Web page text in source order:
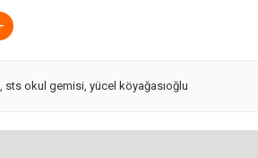
sts okul gemisi yücel köyağasıoğlu